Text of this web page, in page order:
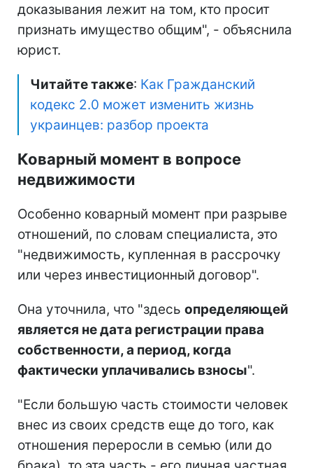
доказывания лежит на том, кто просит
признать имущество общим", - объяснила
юрист.
Читайте также: Как Гражданский
кодекс 2.0 может изменить жизнь
украинцев: разбор проекта
Коварный момент в вопросе
недвижимости
Особенно коварный момент при разрыве
отношений, по словам специалиста, это
"недвижимость, купленная в рассрочку
или через инвестиционный договор".
Она уточнила, что "здесь определяющей
является не дата регистрации права
собственности, а период, когда
фактически уплачивались взносы".
"Если большую часть стоимости человек
внес из своих средств еще до того, как
отношения переросли в семью (или до